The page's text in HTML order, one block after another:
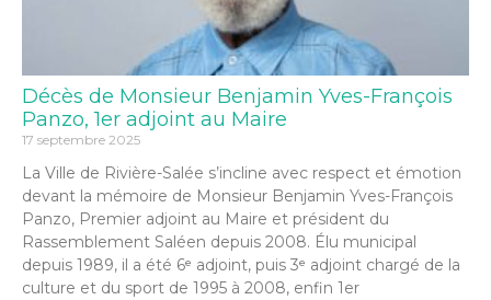
Décès de Monsieur Benjamin Yves-François
Panzo, 1er adjoint au Maire
17 septembre 2025
La Ville de Rivière-Salée s’incline avec respect et émotion
devant la mémoire de Monsieur Benjamin Yves-François
Panzo, Premier adjoint au Maire et président du
Rassemblement Saléen depuis 2008. Élu municipal
depuis 1989, il a été 6ᵉ adjoint, puis 3ᵉ adjoint chargé de la
culture et du sport de 1995 à 2008, enfin 1er